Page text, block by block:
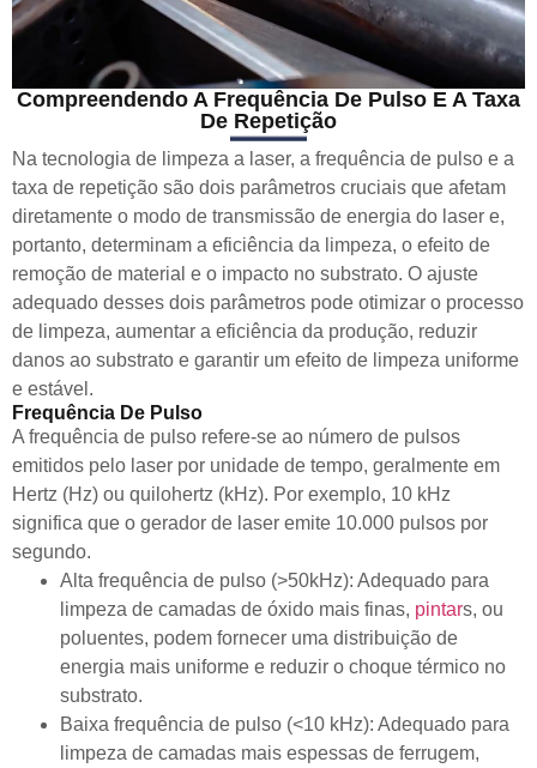
Compreendendo A Frequência De Pulso E A Taxa
De Repetição
Na tecnologia de limpeza a laser, a frequência de pulso e a
taxa de repetição são dois parâmetros cruciais que afetam
diretamente o modo de transmissão de energia do laser e,
portanto, determinam a eficiência da limpeza, o efeito de
remoção de material e o impacto no substrato. O ajuste
adequado desses dois parâmetros pode otimizar o processo
de limpeza, aumentar a eficiência da produção, reduzir
danos ao substrato e garantir um efeito de limpeza uniforme
e estável.
Frequência De Pulso
A frequência de pulso refere-se ao número de pulsos
emitidos pelo laser por unidade de tempo, geralmente em
Hertz (Hz) ou quilohertz (kHz). Por exemplo, 10 kHz
significa que o gerador de laser emite 10.000 pulsos por
segundo.
Alta frequência de pulso (>50kHz): Adequado para
limpeza de camadas de óxido mais finas, pintars, ou
poluentes, podem fornecer uma distribuição de
energia mais uniforme e reduzir o choque térmico no
substrato.
Baixa frequência de pulso (<10 kHz): Adequado para
limpeza de camadas mais espessas de ferrugem,